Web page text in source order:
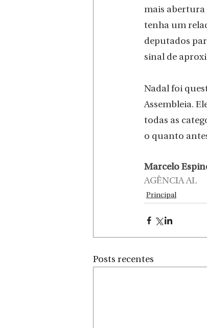
mais abertura
tenha um
deputados
sinal de
Nadal foi
Assembleia.
todas as
o quanto
Marcelo
AGÊNCIA AL
Principal
Posts recentes